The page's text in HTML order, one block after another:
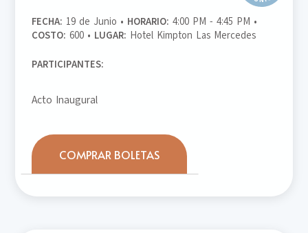
FECHA: 19 de Junio • HORARIO: 4:00 PM - 4:45 PM •
COSTO: 600 • LUGAR: Hotel Kimpton Las Mercedes
PARTICIPANTES:
Acto Inaugural
COMPRAR BOLETAS